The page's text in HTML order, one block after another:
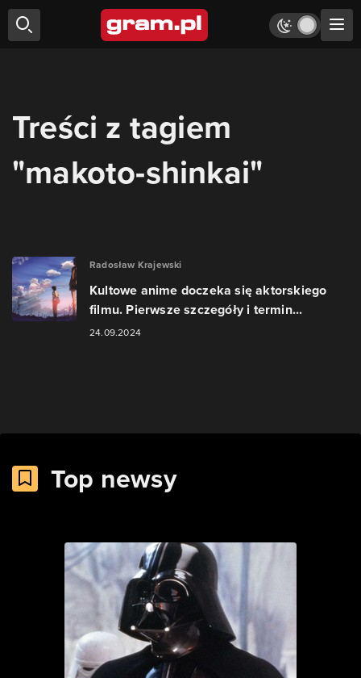
Treści z tagiem
"makoto-shinkai"
Radosław Krajewski
Kultowe anime doczeka się aktorskiego
filmu. Pierwsze szczegóły i termin...
24.09.2024
Top newsy